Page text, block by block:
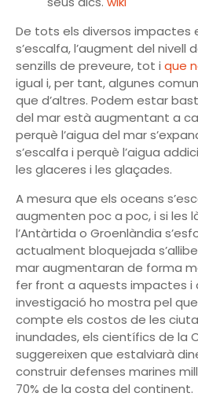
De tots els diversos impactes
s’escalfa, l’augment del nivell
senzills de preveure, tot i que
igual i, per tant, algunes
que d’altres. Podem estar
del mar està augmentant a
perquè l’aigua del mar
s’escalfa i perquè l’aigua
les glaceres i les glaçades.
A mesura que els oceans
augmenten poc a poc, i si les
l’Antàrtida o Groenlàndia
actualment bloquejada
mar augmentaran de forma
fer front a aquests impactes i
investigació ho mostra pel
compte els costos de les
inundades, els científics de la
suggereixen que estalviarà
construir defenses marines
70% de la costa del continent.